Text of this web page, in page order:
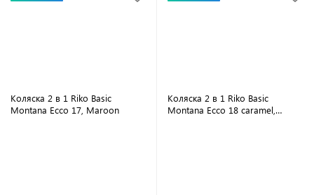
Коляска 2 в 1 Riko Basic
Montana Ecco 17, Maroon
Коляска 2 в 1 Riko Basic
Montana Ecco 18 caramel,